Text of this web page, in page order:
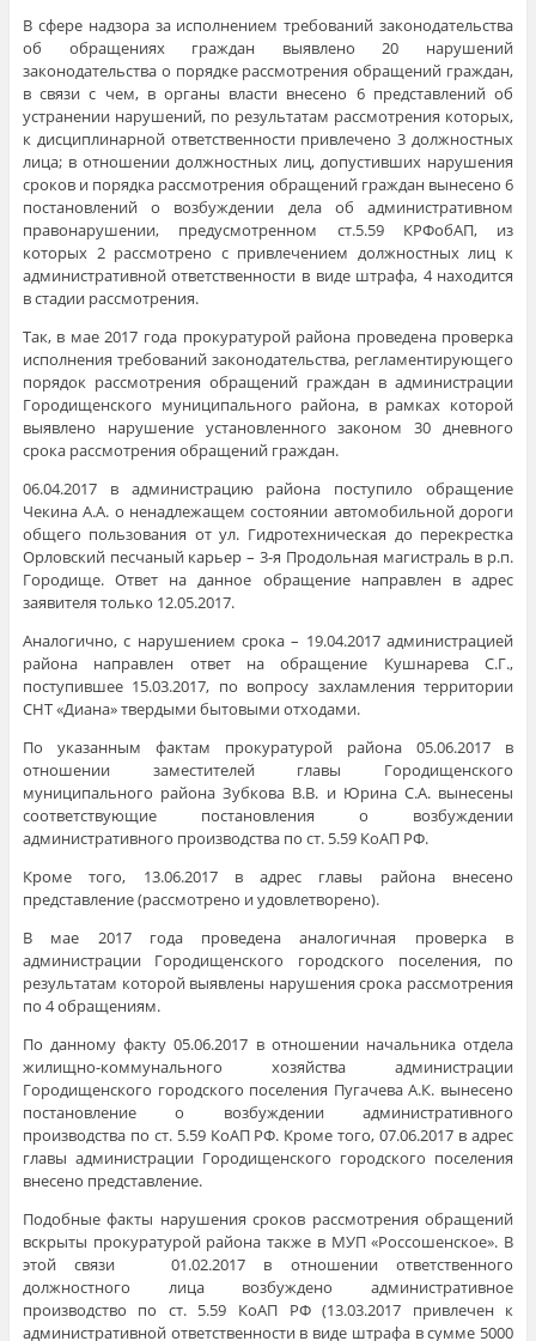
В сфере надзора за исполнением требований законодательства
об обращениях граждан выявлено 20 нарушений
законодательства о порядке рассмотрения обращений граждан,
в связи с чем, в органы власти внесено 6 представлений об
устранении нарушений, по результатам рассмотрения которых,
к дисциплинарной ответственности привлечено 3 должностных
лица; в отношении должностных лиц, допустивших нарушения
сроков и порядка рассмотрения обращений граждан вынесено 6
постановлений о возбуждении дела об административном
правонарушении, предусмотренном ст.5.59 КРФобАП, из
которых 2 рассмотрено с привлечением должностных лиц к
административной ответственности в виде штрафа, 4 находится
в стадии рассмотрения.
Так, в мае 2017 года прокуратурой района проведена проверка
исполнения требований законодательства, регламентирующего
порядок рассмотрения обращений граждан в администрации
Городищенского муниципального района, в рамках которой
выявлено нарушение установленного законом 30 дневного
срока рассмотрения обращений граждан.
06.04.2017 в администрацию района поступило обращение
Чекина А.А. о ненадлежащем состоянии автомобильной дороги
общего пользования от ул. Гидротехническая до перекрестка
Орловский песчаный карьер – 3-я Продольная магистраль в р.п.
Городище. Ответ на данное обращение направлен в адрес
заявителя только 12.05.2017.
Аналогично, с нарушением срока – 19.04.2017 администрацией
района направлен ответ на обращение Кушнарева С.Г.,
поступившее 15.03.2017, по вопросу захламления территории
СНТ «Диана» твердыми бытовыми отходами.
По указанным фактам прокуратурой района 05.06.2017 в
отношении заместителей главы Городищенского
муниципального района Зубкова В.В. и Юрина С.А. вынесены
соответствующие постановления о возбуждении
административного производства по ст. 5.59 КоАП РФ.
Кроме того, 13.06.2017 в адрес главы района внесено
представление (рассмотрено и удовлетворено).
В мае 2017 года проведена аналогичная проверка в
администрации Городищенского городского поселения, по
результатам которой выявлены нарушения срока рассмотрения
по 4 обращениям.
По данному факту 05.06.2017 в отношении начальника отдела
жилищно-коммунального хозяйства администрации
Городищенского городского поселения Пугачева А.К. вынесено
постановление о возбуждении административного
производства по ст. 5.59 КоАП РФ. Кроме того, 07.06.2017 в адрес
главы администрации Городищенского городского поселения
внесено представление.
Подобные факты нарушения сроков рассмотрения обращений
вскрыты прокуратурой района также в МУП «Россошенское». В
этой связи 01.02.2017 в отношении ответственного
должностного лица возбуждено административное
производство по ст. 5.59 КоАП РФ (13.03.2017 привлечен к
административной ответственности в виде штрафа в сумме 5000